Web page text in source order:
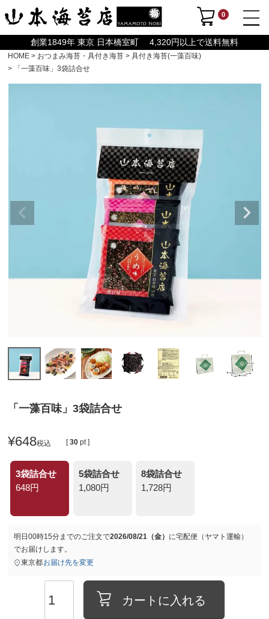
0
創業1849年 東京 日本橋室町 4,320円以上で送料無料
HOME おつまみ海苔・具付き海苔
具付き海苔(一藻百味)
「一藻百味」3袋詰合せ
「一藻百味」3袋詰合せ
¥648税込 [ 30 pt ]
3袋詰合せ
648円
5袋詰合せ
1,080円
8袋詰合せ
1,728円
明日00時15分までのご注文で2026/08/21（金） に宅配便（ヤマト運輸）
でお届けします。
東京都お届け先を変更
カートに入れる